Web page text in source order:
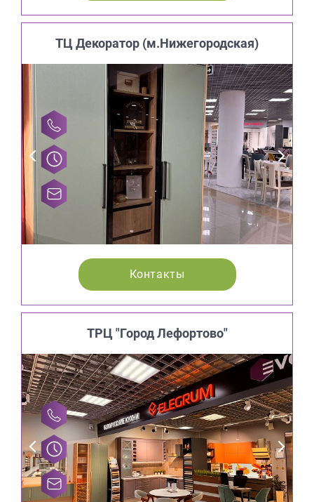
ТЦ Декоратор (м.Нижегородская)
Контакты
ТРЦ "Город Лефортово"